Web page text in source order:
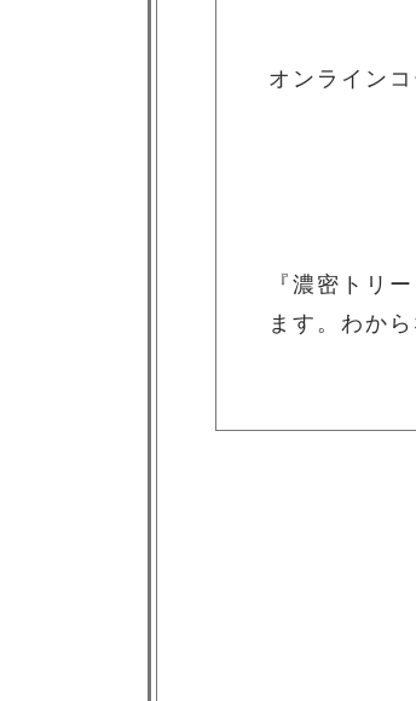
オンライン
『濃密トリ
ます。わか